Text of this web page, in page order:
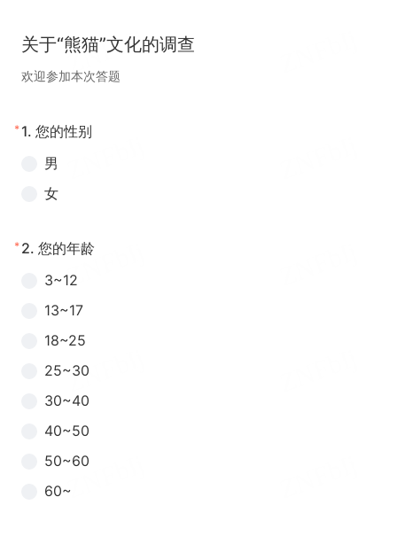
关于“熊猫”文化的调查
欢迎参加本次答题
* 1. 您的性别
男
女
* 2. 您的年龄
3~12
13~17
18~25
25~30
30~40
40~50
50~60
60~